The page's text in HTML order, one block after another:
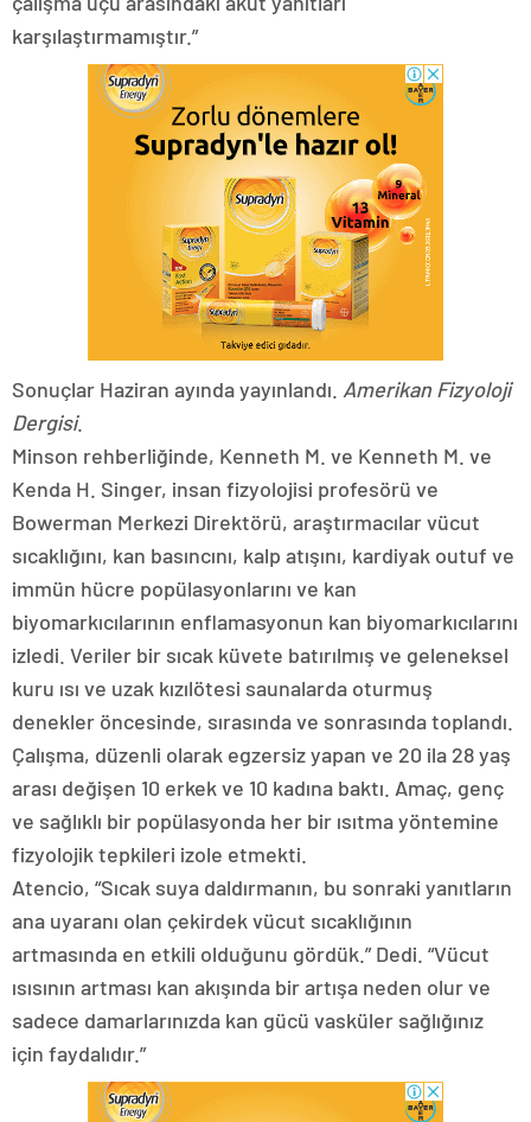
karşılaştırmamıştır.”
Sonuçlar Haziran ayında yayınlandı. Amerikan Fizyoloji
Dergisi.
Minson rehberliğinde, Kenneth M. ve Kenneth M. ve
Kenda H. Singer, insan fizyolojisi profesörü ve
Bowerman Merkezi Direktörü, araştırmacılar vücut
sıcaklığını, kan basıncını, kalp atışını, kardiyak outuf ve
immün hücre popülasyonlarını ve kan
biyomarkıcılarının enflamasyonun kan biyomarkıcılarını
izledi. Veriler bir sıcak küvete batırılmış ve geleneksel
kuru ısı ve uzak kızılötesi saunalarda oturmuş
denekler öncesinde, sırasında ve sonrasında toplandı.
Çalışma, düzenli olarak egzersiz yapan ve 20 ila 28 yaş
arası değişen 10 erkek ve 10 kadına baktı. Amaç, genç
ve sağlıklı bir popülasyonda her bir ısıtma yöntemine
fizyolojik tepkileri izole etmekti.
Atencio, “Sıcak suya daldırmanın, bu sonraki yanıtların
ana uyaranı olan çekirdek vücut sıcaklığının
artmasında en etkili olduğunu gördük.” Dedi. “Vücut
ısısının artması kan akışında bir artışa neden olur ve
sadece damarlarınızda kan gücü vasküler sağlığınız
için faydalıdır.”